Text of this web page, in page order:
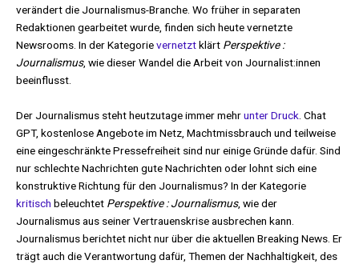
verändert die Journalismus-Branche. Wo früher in separaten
Redaktionen gearbeitet wurde, finden sich heute vernetzte
Newsrooms. In der Kategorievernetztklärt Perspektive :
Journalismus, wie dieser Wandel die Arbeit von Journalist:innen
beeinflusst.
Der Journalismus steht heutzutage immer mehrunter Druck . Chat
GPT, kostenlose Angebote im Netz, Machtmissbrauch und teilweise
eine eingeschränkte Pressefreiheit sind nur einige Gründe dafür. Sind
nur schlechte Nachrichten gute Nachrichten oder lohnt sich eine
konstruktive Richtung für den Journalismus? In der Kategorie
kritisch beleuchtet Perspektive : Journalismus, wie der
Journalismus aus seiner Vertrauenskrise ausbrechen kann.
Journalismus berichtet nicht nur über die aktuellen Breaking News. Er
trägt auch die Verantwortung dafür, Themen der Nachhaltigkeit, des